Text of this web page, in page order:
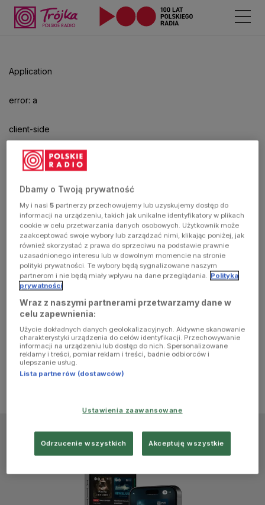
Application
error: a
client-side
exception
has
occurred
(see the
browser
console for
more
information)
aby
odtwarzać.
Dbamy o Twoją prywatność
My i nasi5 partnerzy przechowujemy lub uzyskujemy dostęp do
informacji na urządzeniu, takich jak unikalne identyfikatory w plikach
cookie w celu przetwarzania danych osobowych. Użytkownik może
zaakceptować swoje wybory lub zarządzać nimi, klikając poniżej, jak
również skorzystać z prawa do sprzeciwu na podstawie prawnie
uzasadnionego interesu lub w dowolnym momencie na stronie
polityki prywatności. Te wybory będą sygnalizowane naszym
partnerom i nie będą miały wpływu na dane przeglądania. Polityka
prywatności
Wraz z naszymi partnerami przetwarzamy dane w
celu zapewnienia:
Użycie dokładnych danych geolokalizacyjnych. Aktywne skanowanie
charakterystyki urządzenia do celów identyfikacji. Przechowywanie
informacji na urządzeniu lub dostęp do nich. Spersonalizowane
reklamy i treści, pomiar reklam i treści, badnie odbiorców i
ulepszanie usług.
Lista partnerów (dostawców)
Ustawienia zaawansowane
Odrzucenie wszystkich Akceptuję wszystkie